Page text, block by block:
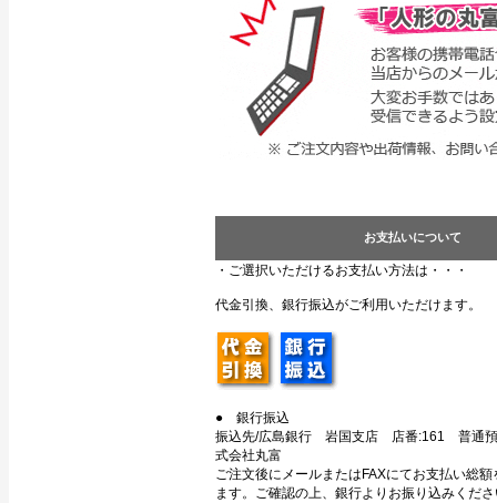
お支払いについて
・ご選択いただけるお支払い方法は・・・
代金引換、銀行振込がご利用いただけます。
● 銀行振込
振込先/広島銀行 岩国支店 店番:161 普通
式会社丸富
ご注文後にメールまたはFAXにてお支払い総
ます。ご確認の上、銀行よりお振り込みくだ